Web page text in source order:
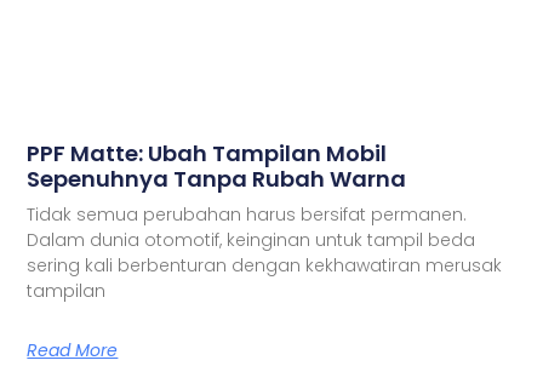
PPF Matte: Ubah Tampilan Mobil
Sepenuhnya Tanpa Rubah Warna
Tidak semua perubahan harus bersifat permanen.
Dalam dunia otomotif, keinginan untuk tampil beda
sering kali berbenturan dengan kekhawatiran merusak
tampilan
Read More